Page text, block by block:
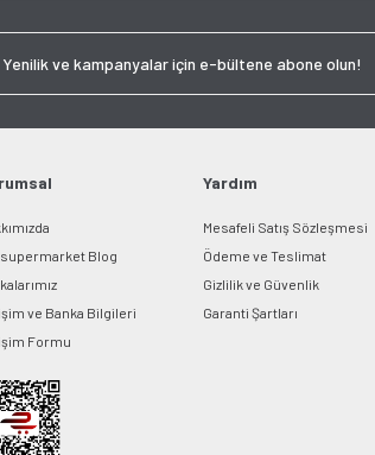
Blog
ve Banka Bilgileri
Formu
Yardım
Mesafeli Satış Sözleşmesi
Ödeme ve Teslimat
Gizlilik ve Güvenlik
Garanti Şartları